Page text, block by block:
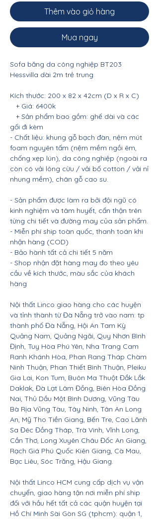
Thêm vào giỏ hàng
Mua ngay
Sofa băng da công nghiệp BT203
Hessvilla dài 2m trẻ trung
Kích thước: 200 x 82 x 42cm (D x R x C)
+ Giá: 6400k
+ Sản phẩm bao gồm: ghế dài và các
gối đi kèm
- Chất liệu: khung gỗ bạch đàn, nệm mút
foam nguyên tấm (nệm mềm ngồi êm,
chống xẹp lún), da công nghiệp (ngoài ra
còn có vải lông cừu / vải bố cotton / vải nỉ
nhung mềm), chân gỗ cao su.
- Sản phẩm được làm ra bởi đội ngũ có
kinh nghiệm và tâm huyết, cẩn thận trên
từng chi tiết và đường may của sản phẩm.
- Miễn phí ship toàn quốc, thanh toán khi
nhận hàng (COD)
- Bảo hành tất cả chi tiết 5 năm
- Shop nhận đặt hàng may đo theo yêu
cầu về kích thước, màu sắc của khách
hàng
Nội thất Linco giao hàng cho các huyện
và tỉnh thành từ Đà Nẵng trở vào nam: tp
thành phố Đà Nẵng, Hội An Tam Kỳ
Quảng Nam, Quảng Ngãi, Quy Nhơn Bình
Định, Tuy Hòa Phú Yên, Nha Trang Cam
Ranh Khánh Hòa, Phan Rang Tháp Chàm
Ninh Thuận, Phan Thiết Bình Thuận, Pleiku
Gia Lai, Kon Tum, Buôn Ma Thuột Đắk Lắk
Daklak, Đà Lạt Lâm Đồng, Biên Hòa Đồng
Nai, Thủ Dầu Một Bình Dương, Vũng Tàu
Bà Rịa Vũng Tàu, Tây Ninh, Tân An Long
An, Mỹ Tho Tiền Giang, Bến Tre, Cao Lãnh
Sa Đéc Đồng Tháp, Trà Vinh, Vĩnh Long,
Cần Thơ, Long Xuyên Châu Đốc An Giang,
Rạch Giá Phú Quốc Kiên Giang, Cà Mau,
Bạc Liêu, Sóc Trăng, Hậu Giang.
Nội thất Linco HCM cung cấp dịch vụ vận
chuyển, giao hàng tận nơi miễn phí ship
đối với hầu hết tất cả các quận huyện tại
Hồ Chí Minh Sài Gòn SG (tphcm): quận 1,